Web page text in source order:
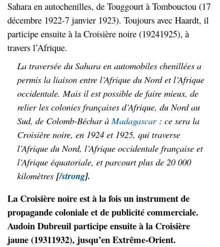
Sahara en autochenilles, de Touggourt à Tombouctou (17
décembre 1922-7 janvier 1923). Toujours avec Haardt, il
participe ensuite à la Croisière noire (19241925), à
travers l’Afrique.
La traversée du Sahara en automobiles chenillées a
permis la liaison entre l’Afrique du Nord et l’Afrique
occidentale. Mais il est possible de faire mieux, de
relier les colonies françaises d’Afrique, du Nord au
Sud, de Colomb-Béchar à Madagascar: ce sera la
Croisière noire, en 1924 et 1925, qui traverse
l’Afrique du Nord, l’Afrique occidentale française et
l’Afrique équatoriale, et parcourt plus de 20 000
kilomètres [/strong].
La Croisière noire est à la fois un instrument de
propagande coloniale et de publicité commerciale.
Audoin Dubreuil participe ensuite à la Croisière
jaune (19311932), jusqu’en Extrême-Orient.